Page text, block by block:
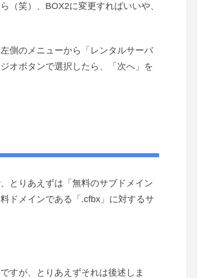
（笑）、BOX2に変更すればいいや、
側のメニューから「レンタルサーバ
オボタンで選択したら、「次へ」を
とりあえずは「無料のサブドメイン
ドメインである「.cfbx」に対するサ
すが、とりあえずそれは後述しま